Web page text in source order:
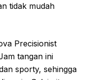
tidak mudah
Precisionist
tangan ini
sporty, sehingga